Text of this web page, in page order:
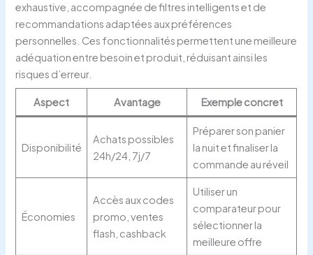
exhaustive, accompagnée de filtres intelligents et de
recommandations adaptées aux préférences
personnelles. Ces fonctionnalités permettent une meilleure
adéquation entre besoin et produit, réduisant ainsi les
risques d’erreur.
Aspect Avantage Exemple concret
Disponibilité
Achats possibles
24h/24, 7j/7
Préparer son panier
la nuit et finaliser la
commande au réveil
Économies
Accès aux codes
promo, ventes
flash, cashback
Utiliser un
comparateur pour
sélectionner la
meilleure offre